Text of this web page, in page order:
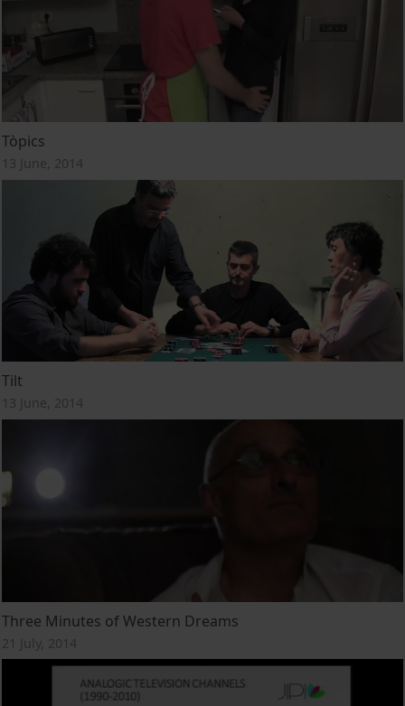
Tòpics
13 June, 2014
Tilt
13 June, 2014
Three Minutes of Western Dreams
21 July, 2014